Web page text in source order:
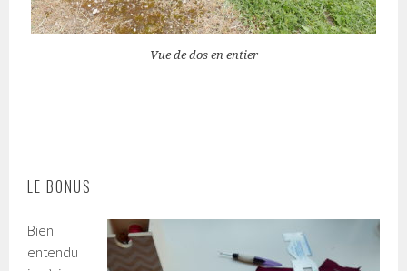
Vue de dos en entier
LE BONUS
Bien
entendu